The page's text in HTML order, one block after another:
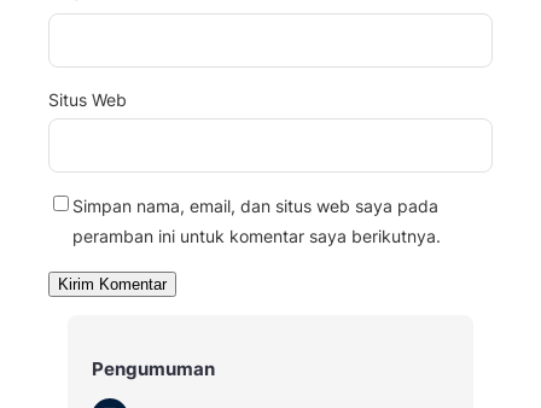
Situs Web
Simpan nama, email, dan situs web saya pada
peramban ini untuk komentar saya berikutnya.
Pengumuman